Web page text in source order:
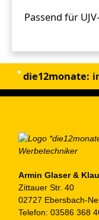
Passend für
die12monate:
Armin Glaser &
Zittauer Str. 40
02727 Ebersbach-
Telefon: 03586 368